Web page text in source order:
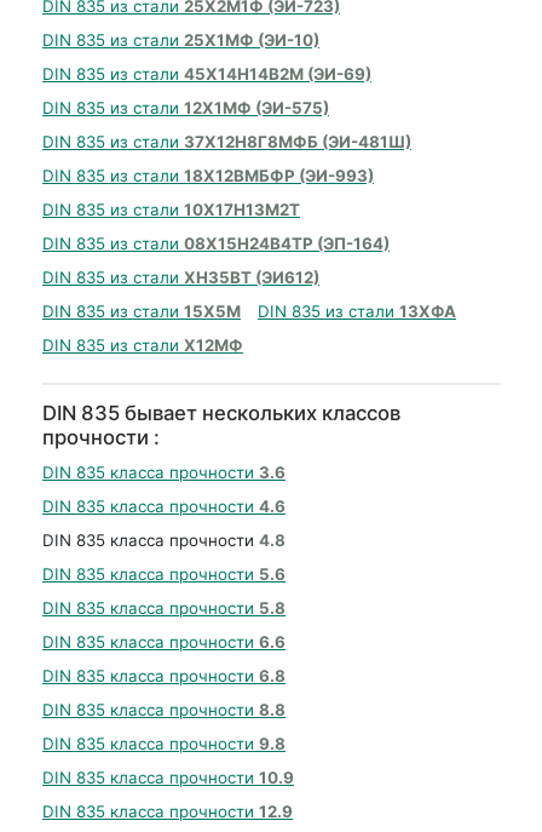
DIN 835 из стали 25Х2М1Ф (ЭИ-723)
DIN 835 из стали 25Х1МФ (ЭИ-10)
DIN 835 из стали 45Х14Н14В2М (ЭИ-69)
DIN 835 из стали 12Х1МФ (ЭИ-575)
DIN 835 из стали 37Х12Н8Г8МФБ (ЭИ-481Ш)
DIN 835 из стали 18Х12ВМБФР (ЭИ-993)
DIN 835 из стали 10Х17Н13М2Т
DIN 835 из стали 08Х15Н24В4ТР (ЭП-164)
DIN 835 из стали ХН35ВТ (ЭИ612)
DIN 835 из стали 15Х5М DIN 835 из стали 13ХФА
DIN 835 из стали Х12МФ
DIN 835 бывает нескольких классов
прочности :
DIN 835 класса прочности 3.6
DIN 835 класса прочности 4.6
DIN 835 класса прочности 4.8
DIN 835 класса прочности 5.6
DIN 835 класса прочности 5.8
DIN 835 класса прочности 6.6
DIN 835 класса прочности 6.8
DIN 835 класса прочности 8.8
DIN 835 класса прочности 9.8
DIN 835 класса прочности 10.9
DIN 835 класса прочности 12.9